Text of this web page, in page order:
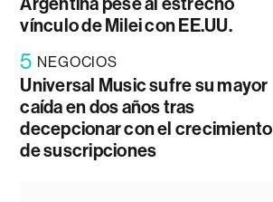
vínculo de Milei con EE.UU.
5 NEGOCIOS
Universal Music sufre su mayor
caída en dos años tras
decepcionar con el crecimiento
de suscripciones